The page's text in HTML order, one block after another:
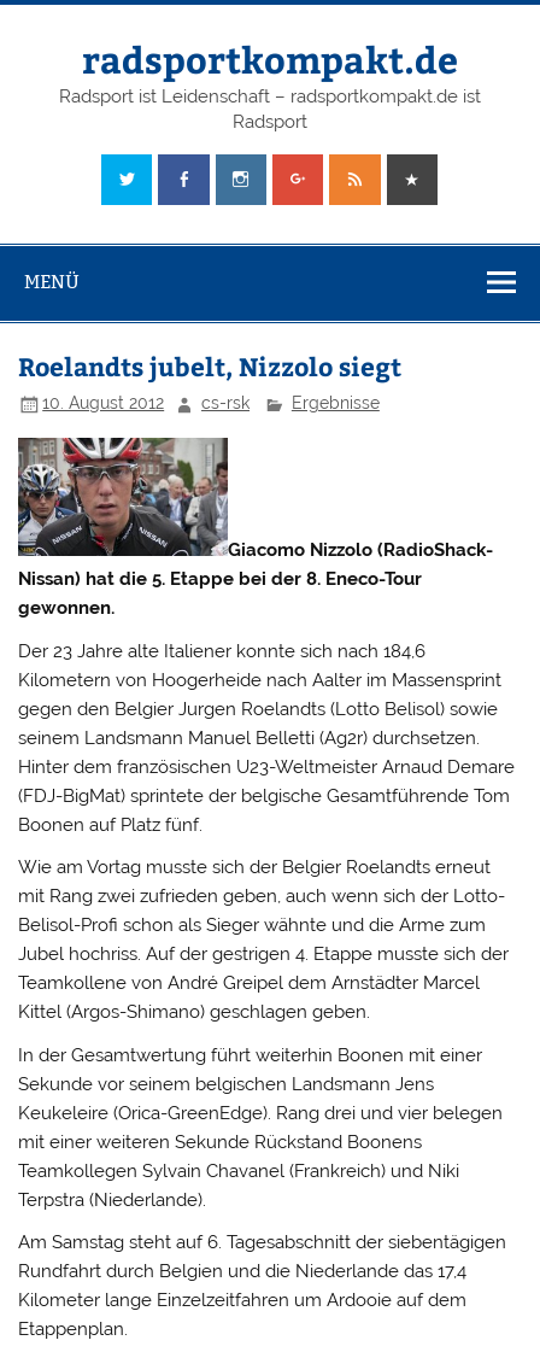
radsportkompakt.de
Radsport ist Leidenschaft – radsportkompakt.de ist
Radsport
MENÜ
Roelandts jubelt, Nizzolo siegt
10. August 2012 cs-rsk Ergebnisse
Giacomo Nizzolo (RadioShack-
Nissan) hat die 5. Etappe bei der 8. Eneco-Tour
gewonnen.
Der 23 Jahre alte Italiener konnte sich nach 184,6
Kilometern von Hoogerheide nach Aalter im Massensprint
gegen den Belgier Jurgen Roelandts (Lotto Belisol) sowie
seinem Landsmann Manuel Belletti (Ag2r) durchsetzen.
Hinter dem französischen U23-Weltmeister Arnaud Demare
(FDJ-BigMat) sprintete der belgische Gesamtführende Tom
Boonen auf Platz fünf.
Wie am Vortag musste sich der Belgier Roelandts erneut
mit Rang zwei zufrieden geben, auch wenn sich der Lotto-
Belisol-Profi schon als Sieger wähnte und die Arme zum
Jubel hochriss. Auf der gestrigen 4. Etappe musste sich der
Teamkollene von André Greipel dem Arnstädter Marcel
Kittel (Argos-Shimano) geschlagen geben.
In der Gesamtwertung führt weiterhin Boonen mit einer
Sekunde vor seinem belgischen Landsmann Jens
Keukeleire (Orica-GreenEdge). Rang drei und vier belegen
mit einer weiteren Sekunde Rückstand Boonens
Teamkollegen Sylvain Chavanel (Frankreich) und Niki
Terpstra (Niederlande).
Am Samstag steht auf 6. Tagesabschnitt der siebentägigen
Rundfahrt durch Belgien und die Niederlande das 17,4
Kilometer lange Einzelzeitfahren um Ardooie auf dem
Etappenplan.